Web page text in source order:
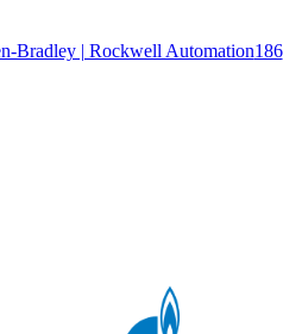
Bradley | Rockwell Automation186